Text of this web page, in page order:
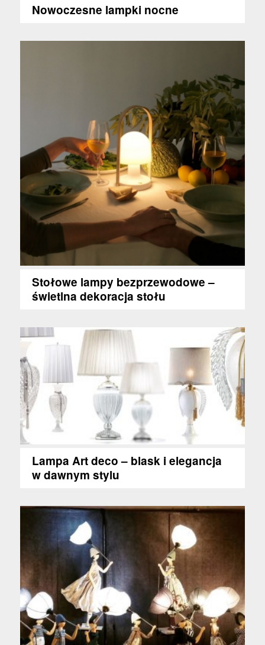
Nowoczesne lampki nocne
Stołowe lampy bezprzewodowe –
świetlna dekoracja stołu
Lampa Art deco – blask i elegancja
w dawnym stylu